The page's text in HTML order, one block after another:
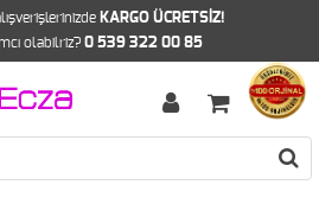
KARGO ÜCRETSİZ!
olabilriz? 0 539 322 00 85